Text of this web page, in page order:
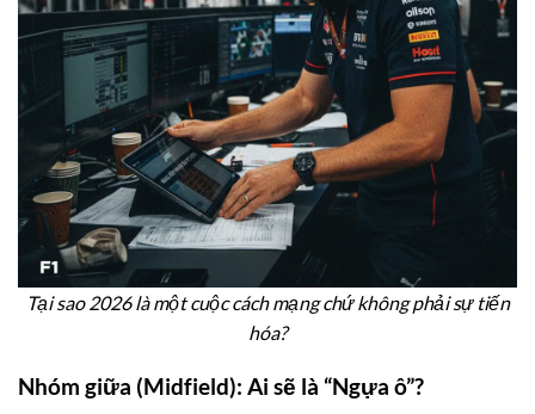
Tại sao 2026 là một cuộc cách mạng chứ không phải sự tiến
hóa?
Nhóm giữa (Midfield): Ai sẽ là “Ngựa ô”?